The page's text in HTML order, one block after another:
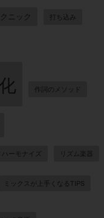
ニック 打ち込み
作詞のメソッド
リハーモナイズ リズム楽器
ミックスが上手くなるTIPS